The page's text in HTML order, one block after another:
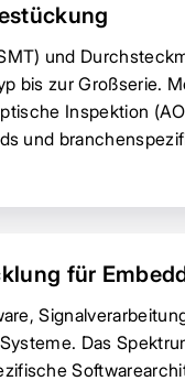
und
bis zur Großserie.
Inspektion
und
für
Das